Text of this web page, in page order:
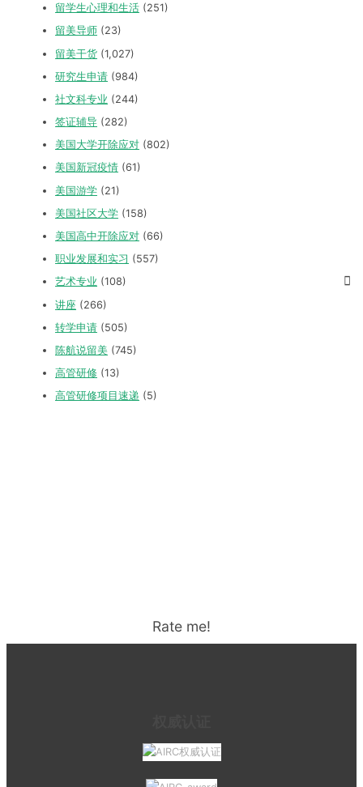
留学生心理和生活 (251)
留美导师 (23)
留美干货 (1,027)
研究生申请 (984)
社文科专业 (244)
签证辅导 (282)
美国大学开除应对 (802)
美国新冠疫情 (61)
美国游学 (21)
美国社区大学 (158)
美国高中开除应对 (66)
职业发展和实习 (557)
艺术专业 (108)
讲座 (266)
转学申请 (505)
陈航说留美 (745)
高管研修 (13)
高管研修项目速递 (5)
Rate me!